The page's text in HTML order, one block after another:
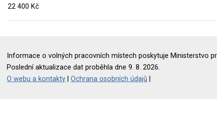
22 400 Kč
Informace o volných pracovních místech poskytuje Ministerstvo
Poslední aktualizace dat proběhla dne 9. 8. 2026.
O webu a kontakty |Ochrana osobních údajů